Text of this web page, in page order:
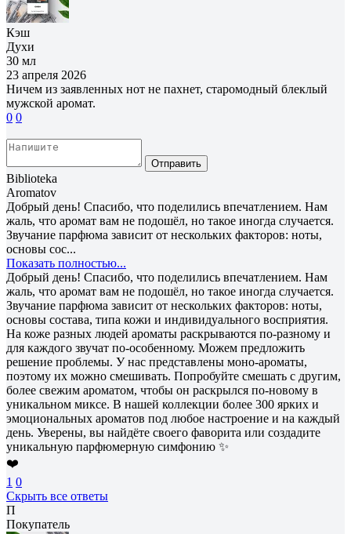
Кэш
Духи
30 мл
23 апреля 2026
Ничем из заявленных нот не пахнет, старомодный блеклый
мужской аромат.
0 0
Отправить
Biblioteka
Aromatov
Добрый день! Спасибо, что поделились впечатлением. Нам
жаль, что аромат вам не подошёл, но такое иногда случается.
Звучание парфюма зависит от нескольких факторов: ноты,
основы сос...
Показать полностью...
Добрый день! Спасибо, что поделились впечатлением. Нам
жаль, что аромат вам не подошёл, но такое иногда случается.
Звучание парфюма зависит от нескольких факторов: ноты,
основы состава, типа кожи и индивидуального восприятия.
На коже разных людей ароматы раскрываются по-разному и
для каждого звучат по-особенному. Можем предложить
решение проблемы. У нас представлены моно-ароматы,
поэтому их можно смешивать. Попробуйте смешать с другим,
более свежим ароматом, чтобы он раскрылся по-новому в
уникальном миксе. В нашей коллекции более 300 ярких и
эмоциональных ароматов под любое настроение и на каждый
день. Уверены, вы найдёте своего фаворита или создадите
уникальную парфюмерную симфонию ✨
❤️
1 0
Скрыть все ответы
П
Покупатель